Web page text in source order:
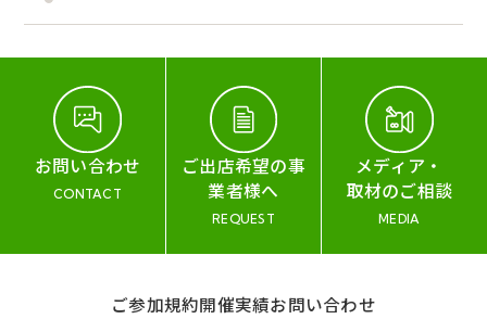
お問い合わせ
CONTACT
ご出店希望の事
業者様へ
REQUEST
メディア・
取材のご相談
MEDIA
ご参加規約開催実績お問い合わせ